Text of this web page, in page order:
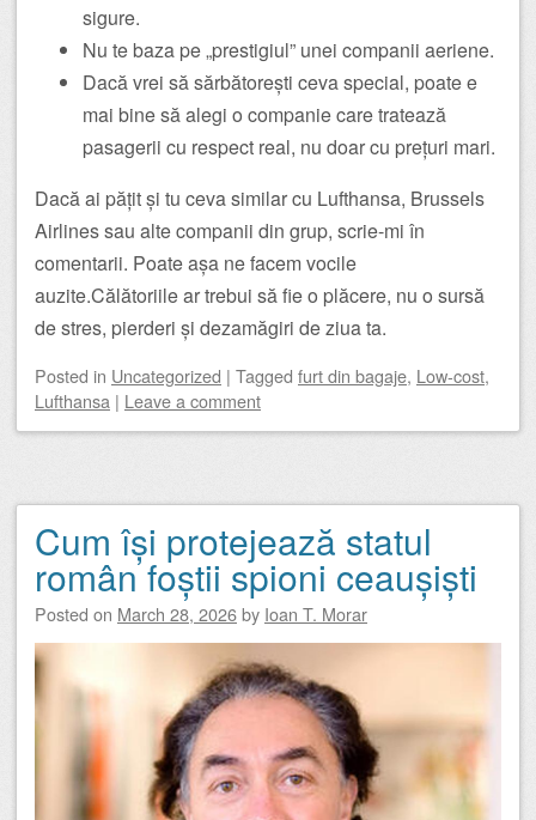
sigure.
Nu te baza pe „prestigiul” unei companii aeriene.
Dacă vrei să sărbătorești ceva special, poate e
mai bine să alegi o companie care tratează
pasagerii cu respect real, nu doar cu prețuri mari.
Dacă ai pățit și tu ceva similar cu Lufthansa, Brussels
Airlines sau alte companii din grup, scrie-mi în
comentarii. Poate așa ne facem vocile
auzite.Călătoriile ar trebui să fie o plăcere, nu o sursă
de stres, pierderi și dezamăgiri de ziua ta.
Posted in Uncategorized | Tagged furt din bagaje, Low-cost,
Lufthansa | Leave a comment
Cum își protejează statul
român foștii spioni ceaușiști
Posted on March 28, 2026by Ioan T. Morar